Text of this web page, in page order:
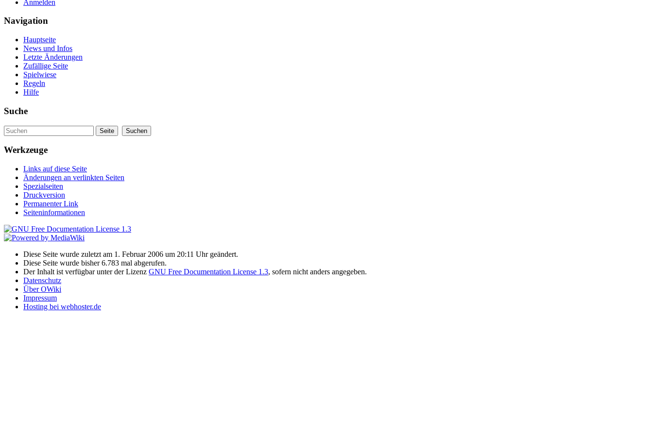
Anmelden
Navigation
Hauptseite
News und Infos
Letzte Änderungen
Zufällige Seite
Spielwiese
Regeln
Hilfe
Suche
Werkzeuge
Links auf diese Seite
Änderungen an verlinkten Seiten
Spezialseiten
Druckversion
Permanenter Link
Seiteninformationen
Diese Seite wurde zuletzt am 1. Februar 2006 um 20:11 Uhr geändert.
Diese Seite wurde bisher 6.783 mal abgerufen.
Der Inhalt ist verfügbar unter der Lizenz GNU Free Documentation License 1.3, sofern nicht anders angegeben.
Datenschutz
Über OWiki
Impressum
Hosting bei webhoster.de